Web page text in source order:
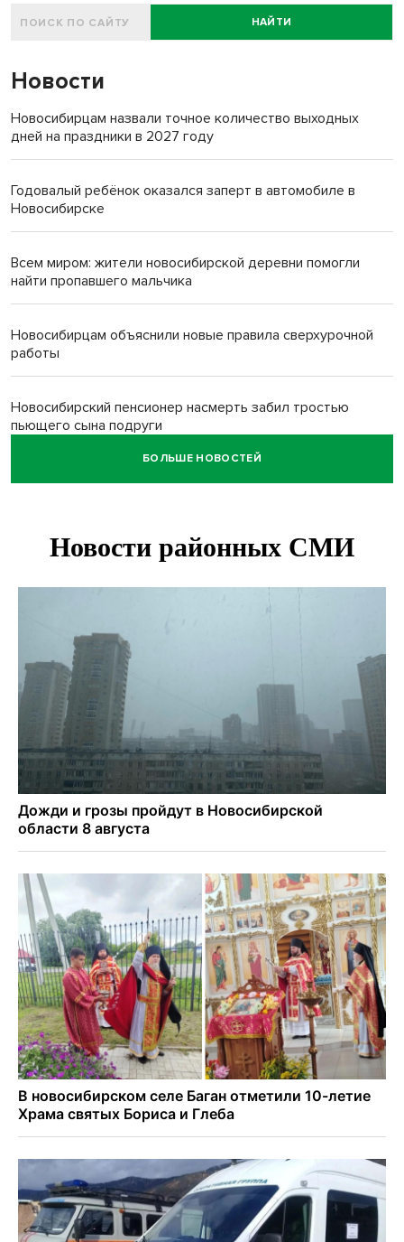
НАЙТИ
Новости
Новосибирцам назвали точное количество выходных
дней на праздники в 2027 году
Годовалый ребёнок оказался заперт в автомобиле в
Новосибирске
Всем миром: жители новосибирской деревни помогли
найти пропавшего мальчика
Новосибирцам объяснили новые правила сверхурочной
работы
Новосибирский пенсионер насмерть забил тростью
пьющего сына подруги
Площадь у Монумента Славы в Новосибирске пошла
Африканский врач поразил новосибирцев в травмпункте
Толмачево по нацпроекту
В Новосибирске зафиксирован рост заболеваемости
энтеровирусной инфекцией
БОЛЬШЕ НОВОСТЕЙ